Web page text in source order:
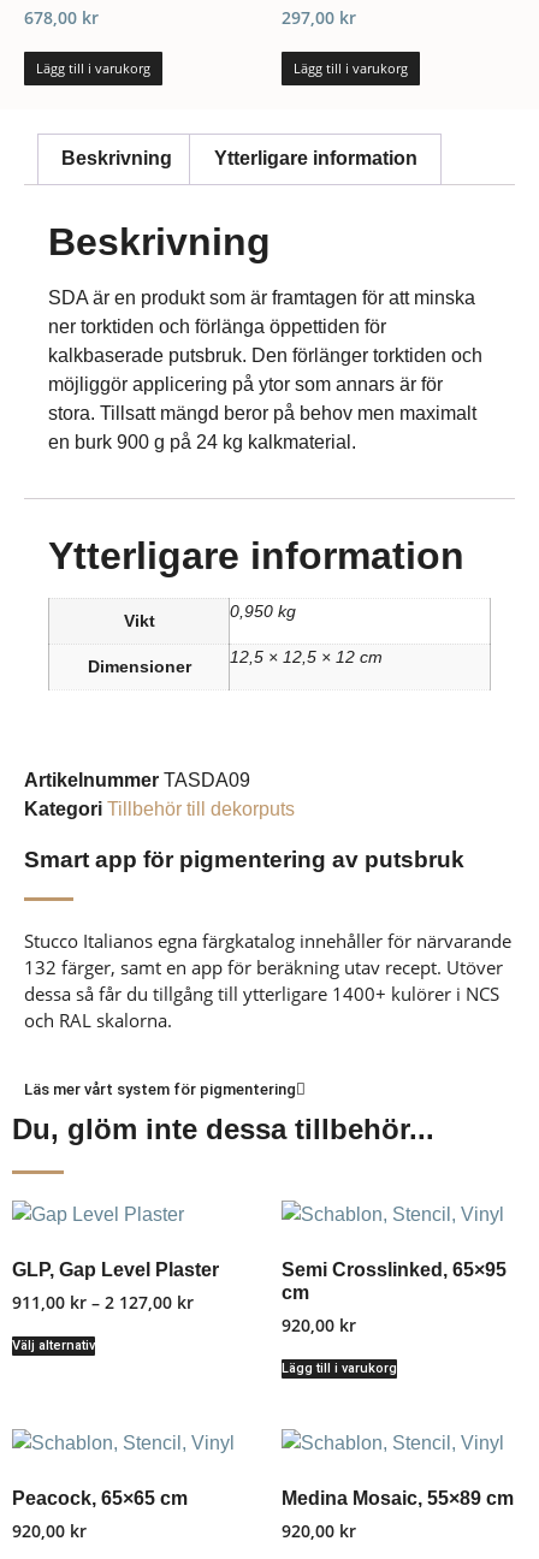
678,00 kr
Lägg till i varukorg
297,00 kr
Lägg till i varukorg
Beskrivning Ytterligare information
Beskrivning
SDA är en produkt som är framtagen för att minska
ner torktiden och förlänga öppettiden för
kalkbaserade putsbruk. Den förlänger torktiden och
möjliggör applicering på ytor som annars är för
stora. Tillsatt mängd beror på behov men maximalt
en burk 900 g på 24 kg kalkmaterial.
Ytterligare information
Vikt 0,950 kg
Dimensioner 12,5 × 12,5 × 12 cm
Artikelnummer TASDA09
Kategori Tillbehör till dekorputs
Smart app för pigmentering av putsbruk
Stucco Italianos egna färgkatalog innehåller för närvarande
132 färger, samt en app för beräkning utav recept. Utöver
dessa så får du tillgång till ytterligare 1400+ kulörer i NCS
och RAL skalorna.
Läs mer vårt system för pigmentering
Du, glöm inte dessa tillbehör...
GLP, Gap Level Plaster
911,00 kr – 2 127,00 kr
Välj alternativ
Semi Crosslinked, 65×95
cm
920,00 kr
Lägg till i varukorg
Peacock, 65×65 cm
920,00 kr
Medina Mosaic, 55×89 cm
920,00 kr